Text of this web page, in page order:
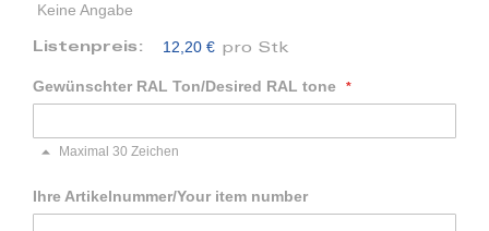
Keine Angabe
Listenpreis: 12,20 € pro Stk
Gewünschter RAL Ton/Desired RAL tone
Maximal 30 Zeichen
Ihre Artikelnummer/Your item number